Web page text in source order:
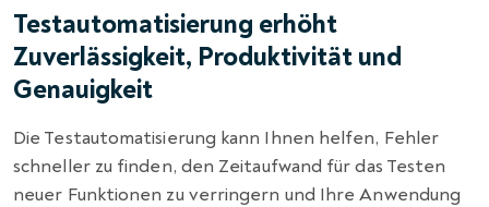
Testautomatisierung erhöht
Zuverlässigkeit, Produktivität und
Genauigkeit
Die Testautomatisierung kann Ihnen helfen, Fehler
schneller zu finden, den Zeitaufwand für das Testen
neuer Funktionen zu verringern und Ihre Anwendung